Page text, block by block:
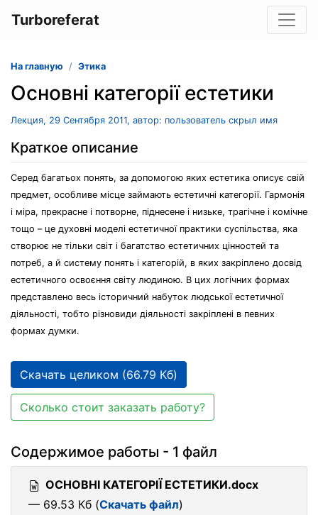
Turboreferat
На главную Этика
Основні категорії естетики
Лекция, 29 Сентября 2011, автор: пользователь скрыл имя
Краткое описание
Серед багатьох понять, за допомогою яких естетика описує свій
предмет, особливе місце займають естетичні категорії. Гармонія
і міра, прекрасне і потворне, піднесене і низьке, трагічне і комічне
тощо – це духовні моделі естетичної практики суспільства, яка
створює не тільки світ і багатство естетичних цінностей та
потреб, а й систему понять і категорій, в яких закріплено досвід
естетичного освоєння світу людиною. В цих логічних формах
представлено весь історичний набуток людської естетичної
діяльності, тобто різновиди діяльності закріплені в певних
формах думки.
Скачать целиком (66.79 Кб)
Сколько стоит заказать работу?
Содержимое работы - 1 файл
ОСНОВНІ КАТЕГОРІЇ ЕСТЕТИКИ.docx
— 69.53 Кб (Скачать файл)